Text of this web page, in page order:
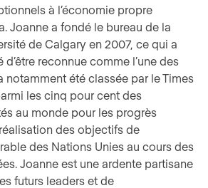
à l’économie propre
Joanne a fondé le bureau de la
de Calgary en 2007, ce qui a
d’être reconnue comme l’une des
notamment été classée par le Times
les cinq pour cent des
au monde pour les progrès
des objectifs de
des Nations Unies au cours des
Joanne est une ardente partisane
futurs leaders et de